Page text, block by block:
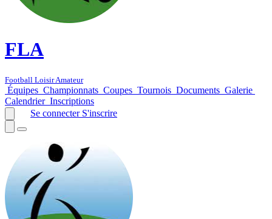
FLA
Football Loisir Amateur
Équipes Championnats Coupes Tournois Documents Galerie
Calendrier Inscriptions
Se connecter S'inscrire